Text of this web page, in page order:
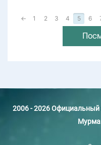
← 1 2 3 4 5 6
2006 - 2026 Официальный